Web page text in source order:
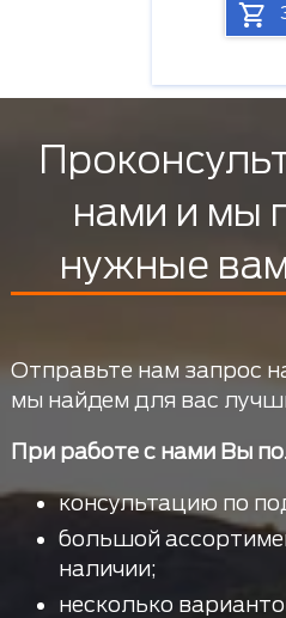
нами и мы
нужные
Отправьте нам запрос
мы найдем для вас
При работе с нами Вы
консультацию по
большой
наличии;
несколько